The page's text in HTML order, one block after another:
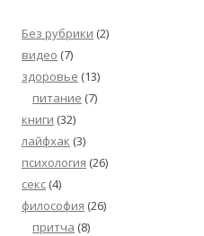
Без рубрики (2)
видео (7)
здоровье (13)
питание (7)
книги (32)
лайфхак (3)
психология (26)
секс (4)
философия (26)
притча (8)